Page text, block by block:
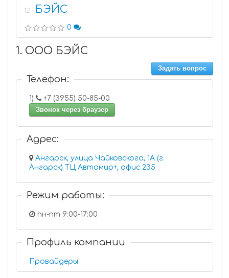
12 БЭЙС
0
1. ООО БЭЙС
Задать вопрос
Телефон:
1)
+7 (3955) 50-85-00
Звонок через браузер
Адрес:
Ангарск, улица Чайковского, 1А (г.
Ангарск) ТЦ Автомир+, офис 235
Режим работы:
пн-пт 9:00-17:00
Профиль компании
Провайдеры